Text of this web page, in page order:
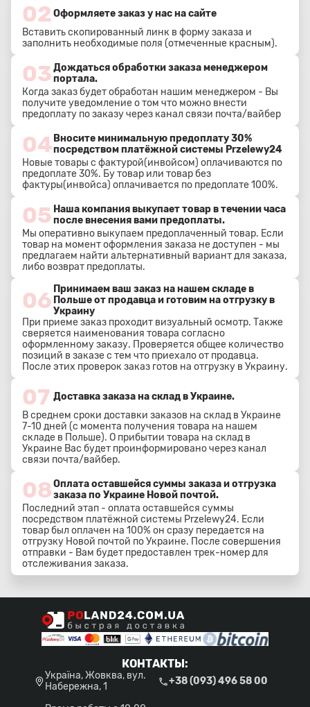
02 Оформляете заказ у нас на сайте
Вставить скопированный линк в форму заказа и
заполнить необходимые поля (отмеченные красным).
03Дождаться обработки заказа менеджером
портала.
Когда заказ будет обработан нашим менеджером - Вы
получите уведомление о том что можно внести
предоплату по заказу через канал связи почта/вайбер
04 Вносите минимальную предоплату 30%
посредством платёжной системы Przelewy24
Новые товары с фактурой(инвойсом) оплачиваются по
предоплате 30%. Бу товар или товар без
фактуры(инвойса) оплачивается по предоплате 100%.
05 Наша компания выкупает товар в течении часа
после внесения вами предоплаты.
Мы оперативно выкупаем предоплаченный товар. Если
товар на момент оформления заказа не доступен - мы
предлагаем найти альтернативный вариант для заказа,
либо возврат предоплаты.
06 Принимаем ваш заказ на нашем складе в
Польше от продавца и готовим на отгрузку в
Украину
При приеме заказ проходит визуальный осмотр. Также
сверяется наименования товара согласно
оформленному заказу. Проверяется общее количество
позиций в заказе с тем что приехало от продавца.
После этих проверок заказ готов на отгрузку в Украину.
07 Доставка заказа на склад в Украине.
В среднем сроки доставки заказов на склад в Украине
7-10 дней (с момента получения товара на нашем
складе в Польше). О прибытии товара на склад в
Украине Вас будет проинформировано через канал
связи почта/вайбер.
08Оплата оставшейся суммы заказа и отгрузка
заказа по Украине Новой почтой.
Последний этап - оплата оставшейся суммы
посредством платёжной системы Przelewy24. Если
товар был оплачен на 100% он сразу передается на
отгрузку Новой почтой по Украине. После совершения
отправки - Вам будет предоставлен трек-номер для
отслеживания заказа.
КОНТАКТЫ :
Україна, Жовква, вул.
Набережна, 1
+38 (093) 496 58 00